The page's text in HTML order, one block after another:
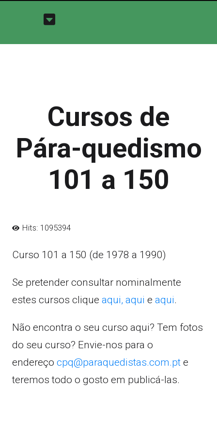
Cursos de
Pára-quedismo
101 a 150
Hits: 1095394
Curso 101 a 150 (de 1978 a 1990)
Se pretender consultar nominalmente
estes cursos clique aqui, aqui e aqui.
Não encontra o seu curso aqui? Tem fotos
do seu curso? Envie-nos para o
endereço cpq@paraquedistas.com.pt e
teremos todo o gosto em publicá-las.